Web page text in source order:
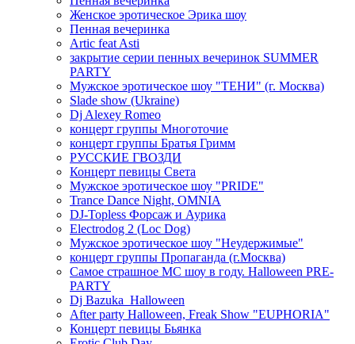
Женское эротическое Эрика шоу
Пенная вечеринка
Artic feat Asti
закрытие серии пенных вечеринок SUMMER
PARTY
Мужское эротическое шоу "ТЕНИ" (г. Москва)
Slade show (Ukraine)
Dj Alexey Romeo
концерт группы Многоточие
концерт группы Братья Гримм
РУССКИЕ ГВОЗДИ
Концерт певицы Света
Мужское эротическое шоу "PRIDE"
Trance Dance Night, OMNIA
DJ-Topless Форсаж и Аурика
Electrodog 2 (Loc Dog)
Мужское эротическое шоу "Неудержимые"
концерт группы Пропаганда (г.Москва)
Самое страшное МС шоу в году. Halloween PRE-
PARTY
Dj Bazuka_Halloween
After party Halloween, Freak Show "EUPHORIA"
Концерт певицы Бьянка